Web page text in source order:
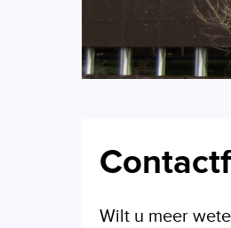
Wilt u meer